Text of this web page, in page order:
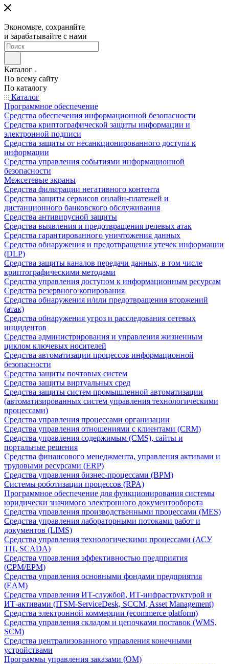
Экономьте, сохраняйте
и зарабатывайте с нами
Каталог
По всему сайту
По каталогу
Каталог
Программное обеспечение
Средства обеспечения информационной безопасности
Средства криптографической защиты информации и
электронной подписи
Средства защиты от несанкционированного доступа к
информации
Средства управления событиями информационной
безопасности
Межсетевые экраны
Средства фильтрации негативного контента
Средства защиты сервисов онлайн-платежей и
дистанционного банковского обслуживания
Средства антивирусной защиты
Средства выявления и предотвращения целевых атак
Средства гарантированного уничтожения данных
Средства обнаружения и предотвращения утечек информации
(DLP)
Средства защиты каналов передачи данных, в том числе
криптографическими методами
Средства управления доступом к информационным ресурсам
Средства резервного копирования
Средства обнаружения и/или предотвращения вторжений
(атак)
Средства обнаружения угроз и расследования сетевых
инцидентов
Средства администрирования и управления жизненным
циклом ключевых носителей
Средства автоматизации процессов информационной
безопасности
Средства защиты почтовых систем
Средства защиты виртуальных сред
Средства защиты систем промышленной автоматизации
(автоматизированных систем управления технологическими
процессами)
Средства управления процессами организации
Средства управления отношениями с клиентами (CRM)
Средства управления содержимым (CMS), сайты и
портальные решения
Средства финансового менеджмента, управления активами и
трудовыми ресурсами (ERP)
Средства управления бизнес-процессами (BPM)
Системы роботизации процессов (RPA)
Программное обеспечение для функционирования системы
юридически значимого электронного документооборота
Средства управления производственными процессами (MES)
Средства управления лабораторными потоками работ и
документов (LIMS)
Средства управления технологическими процессами (АСУ
ТП, SCADA)
Средства управления эффективностью предприятия
(CPM/EPM)
Средства управления основными фондами предприятия
(EAM)
Средства управления ИТ-службой, ИТ-инфраструктурой и
ИТ-активами (ITSM-ServiceDesk, SCCM, Asset Management)
Средства электронной коммерции (ecommerce platform)
Средства управления складом и цепочками поставок (WMS,
SCM)
Средства централизованного управления конечными
устройствами
Программы управления заказами (OM)